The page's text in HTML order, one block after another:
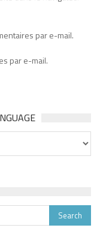
par e-mail.
par e-mail.